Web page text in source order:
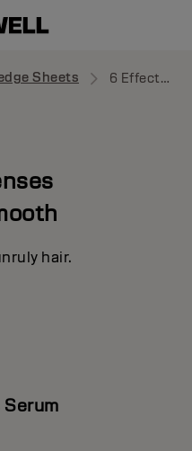
Sheets 6 Effects Serum
hair.